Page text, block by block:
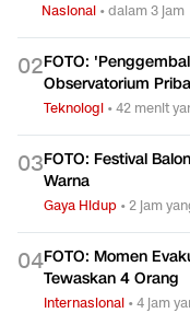
Nasional •dalam 3 jam
02FOTO:
Observatorium
Teknologi •42 menit
03FOTO: Festival
Warna
Gaya Hidup •2 jam
04FOTO: Momen
Tewaskan 4 Orang
Internasional •4 jam